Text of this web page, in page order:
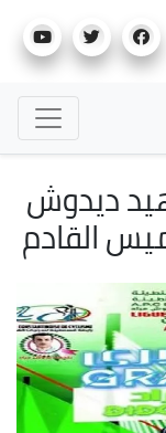
ديدوش
القادم